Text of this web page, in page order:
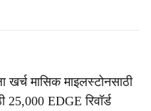
मासिक माइलस्टोनसाठी
EDGE रिवॉर्ड